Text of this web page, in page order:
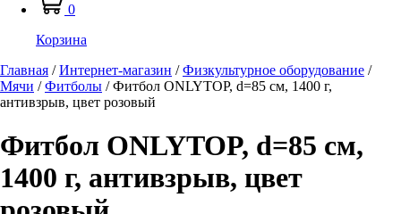
0
Корзина
Главная /Интернет-магазин /Физкультурное оборудование /
Мячи /Фитболы /Фитбол ONLYTOP, d=85 см, 1400 г,
антивзрыв, цвет розовый
Фитбол ONLYTOP, d=85 см,
1400 г, антивзрыв, цвет